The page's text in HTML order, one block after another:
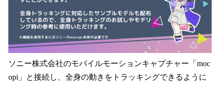
ソニー株式会社のモバイルモーションキャプチャー「moc
opi」と接続し、全身の動きをトラッキングできるように